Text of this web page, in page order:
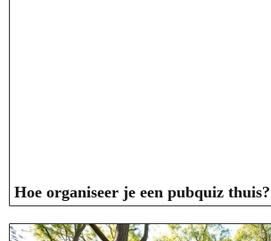
Hoe organiseer je een pubquiz thuis?